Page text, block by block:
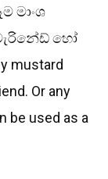
මාංශ
හෝ
mustard
Or any
be used as a